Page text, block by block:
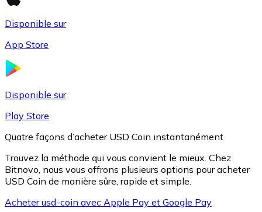
Disponible sur
App Store
Disponible sur
Play Store
Quatre façons d’acheter USD Coin instantanément
Trouvez la méthode qui vous convient le mieux. Chez
Bitnovo, nous vous offrons plusieurs options pour acheter
USD Coin de manière sûre, rapide et simple.
Acheter usd-coin avec Apple Pay et Google Pay